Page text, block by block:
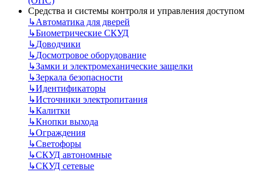
Средства и системы контроля и управления доступом
↳Автоматика для дверей
↳Биометрические СКУД
↳Доводчики
↳Досмотровое оборудование
↳Замки и электромеханические защелки
↳Зеркала безопасности
↳Идентификаторы
↳Источники электропитания
↳Калитки
↳Кнопки выхода
↳Ограждения
↳Светофоры
↳СКУД автономные
↳СКУД сетевые